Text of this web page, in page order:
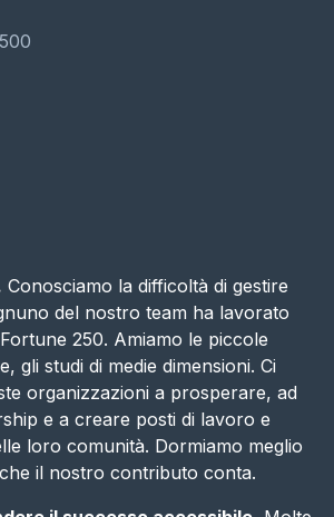
Conosciamo la difficoltà di gestire
del nostro team ha lavorato
250. Amiamo le piccole
gli studi di medie dimensioni. Ci
organizzazioni a prosperare, ad
e a creare posti di lavoro e
loro comunità. Dormiamo meglio
il nostro contributo conta​.